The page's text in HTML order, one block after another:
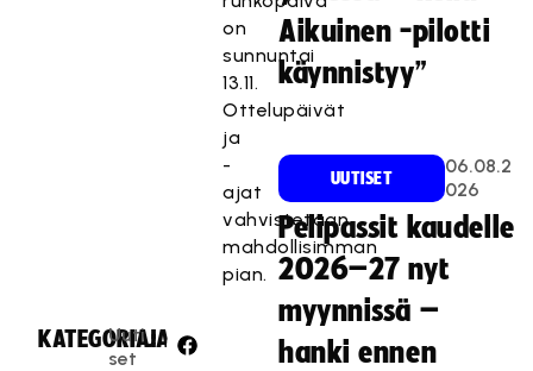
on
sunnuntai
13.11.
Ottelupäivät
ja
-
ajat
vahvistetaan
mahdollisimman
pian.
KATEGORIA:
Uuti
set
JAA:
Aikuinen -pilotti
käynnistyy”
UUTISET
06.08.2
026
Pelipassit kaudelle
2026–27 nyt
myynnissä –
hanki ennen